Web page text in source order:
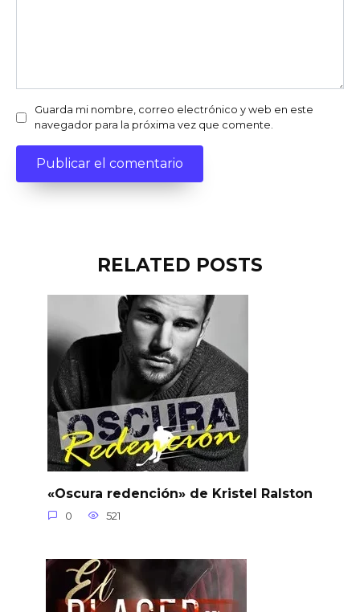
Guarda mi nombre, correo electrónico y web en este
navegador para la próxima vez que comente.
RELATED POSTS
«Oscura redención» de Kristel Ralston
0 521